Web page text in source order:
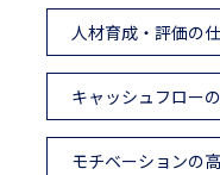
人材育成・評価の
キャッシュフロー
モチベーションの